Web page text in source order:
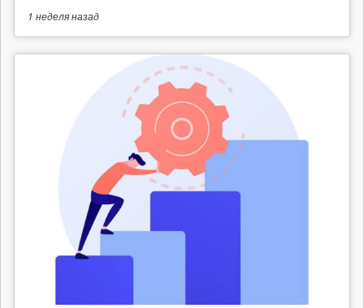
1 неделяназад